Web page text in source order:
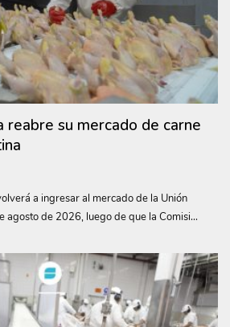
reabre su mercado de carne
a ingresar al mercado de la Unión
agosto de 2026, luego de que la Comisi...